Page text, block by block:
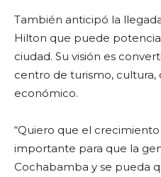
También anticipó la
Hilton que puede
ciudad. Su visión es
centro de turismo, cultura,
económico.
“Quiero que el
importante para que la
Cochabamba y se pueda